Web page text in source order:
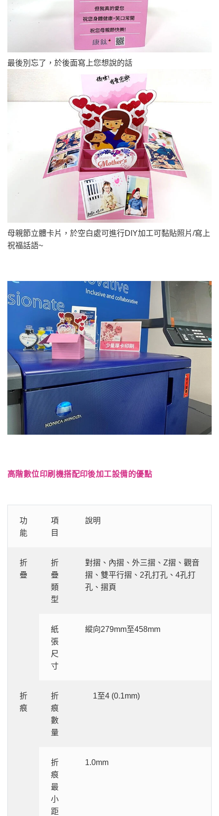
最後別忘了，於後面寫上您想說的話
母親節立體卡片，於空白處可進行DIY加工可黏貼照片/寫上
祝福話語~
高階數位印刷機搭配印後加工設備的優點
功
能
項
目
說明
折
疊
折
疊
類
型
對摺、內摺、外三摺、Z摺、觀音
摺、雙平行摺、2孔打孔、4孔打
孔、摺頁
紙
張
尺
寸
縱向279mm至458mm
折
痕
折
痕
數
量
1至4 (0.1mm)
折
痕
最
小
距
1.0mm